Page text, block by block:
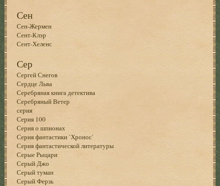
Сен
Сен-Жермен
Сент-Клэр
Сент-Хеленс
Сер
Сергей Снегов
Сердце Льва
Серебряная книга детектива
Серебряный Ветер
серия
Серия 100
Серия о шпионах
Серия фантастики `Хронос`
Серия фантастической литературы
Серые Рыцари
Серый Джо
Серый туман
Серый Ферзь